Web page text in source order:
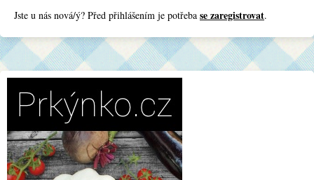
Jste u nás nová/ý? Před přihlášením je potřeba se zaregistrovat.